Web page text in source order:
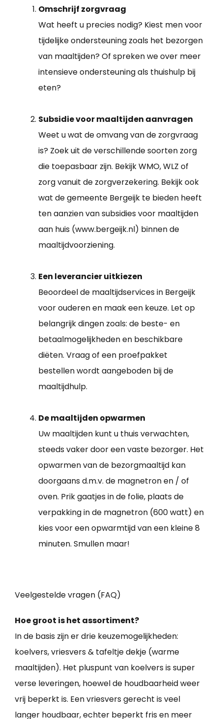
Omschrijf zorgvraag
Wat heeft u precies nodig? Kiest men voor
tijdelijke ondersteuning zoals het bezorgen
van maaltijden? Of spreken we over meer
intensieve ondersteuning als thuishulp bij
eten?
Subsidie voor maaltijden aanvragen
Weet u wat de omvang van de zorgvraag
is? Zoek uit de verschillende soorten zorg
die toepasbaar zijn. Bekijk WMO, WLZ of
zorg vanuit de zorgverzekering. Bekijk ook
wat de gemeente Bergeijk te bieden heeft
ten aanzien van subsidies voor maaltijden
aan huis (www.bergeijk.nl) binnen de
maaltijdvoorziening.
Een leverancier uitkiezen
Beoordeel de maaltijdservices in Bergeijk
voor ouderen en maak een keuze. Let op
belangrijk dingen zoals: de beste- en
betaalmogelijkheden en beschikbare
diëten. Vraag of een proefpakket
bestellen wordt aangeboden bij de
maaltijdhulp.
De maaltijden opwarmen
Uw maaltijden kunt u thuis verwachten,
steeds vaker door een vaste bezorger. Het
opwarmen van de bezorgmaaltijd kan
doorgaans d.m.v. de magnetron en / of
oven. Prik gaatjes in de folie, plaats de
verpakking in de magnetron (600 watt) en
kies voor een opwarmtijd van een kleine 8
minuten. Smullen maar!
Veelgestelde vragen (FAQ)
Hoe groot is het assortiment?
In de basis zijn er drie keuzemogelijkheden:
koelvers, vriesvers & tafeltje dekje (warme
maaltijden). Het pluspunt van koelvers is super
verse leveringen, hoewel de houdbaarheid weer
vrij beperkt is. Een vriesvers gerecht is veel
langer houdbaar, echter beperkt fris en meer